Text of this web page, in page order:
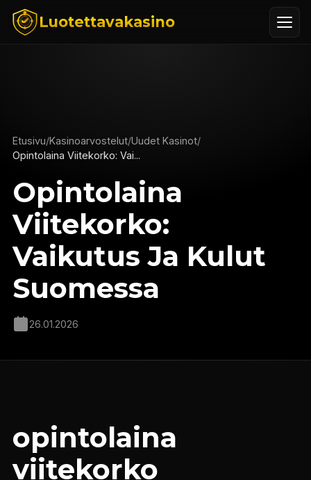
Luotettavakasino
Etusivu/Kasinoarvostelut/Uudet Kasinot/
Opintolaina Viitekorko: Vai...
Opintolaina
Viitekorko:
Vaikutus Ja Kulut
Suomessa
26.01.2026
opintolaina
viitekorko